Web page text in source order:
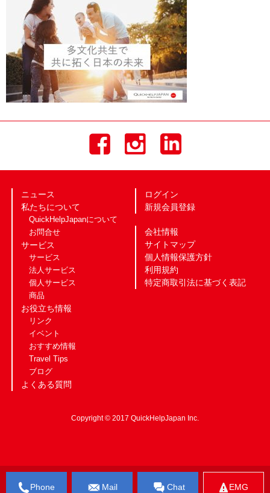
Phone Mail Chat EMG
ニュース
私たちについて
QuickHelpJapanについて
お問合せ
サービス
サービス
法人サービス
個人サービス
商品
お役立ち情報
リンク
イベント
おすすめ情報
Travel Tips
ブログ
よくある質問
ログイン
新規会員登録
会社情報
サイトマップ
個人情報保護方針
利用規約
特定商取引法に基づく表記
Copyright © 2017 QuickHelpJapan Inc.